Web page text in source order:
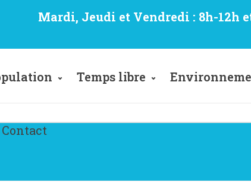
Mardi, Jeudi et Vendredi : 8h-12h
Temps libre
Contact